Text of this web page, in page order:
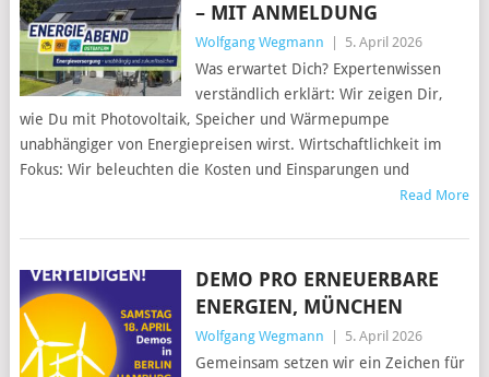
– MIT ANMELDUNG
Wolfgang Wegmann 5. April 2026
Was erwartet Dich? Expertenwissen
verständlich erklärt: Wir zeigen Dir,
wie Du mit Photovoltaik, Speicher und Wärmepumpe
unabhängiger von Energiepreisen wirst. Wirtschaftlichkeit im
Fokus: Wir beleuchten die Kosten und Einsparungen und
Read More
DEMO PRO ERNEUERBARE
ENERGIEN, MÜNCHEN
Wolfgang Wegmann 5. April 2026
Gemeinsam setzen wir ein Zeichen für